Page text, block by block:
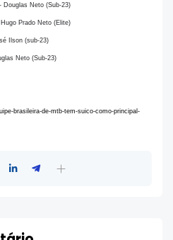
Douglas Neto (Sub-23)
Prado Neto (Elite)
Ilson (sub-23)
Neto (Sub-23)
brasileira-de-mtb-tem-suico-como-principal-